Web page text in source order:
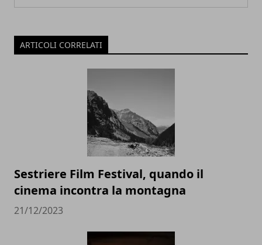
ARTICOLI CORRELATI
Sestriere Film Festival, quando il
cinema incontra la montagna
21/12/2023